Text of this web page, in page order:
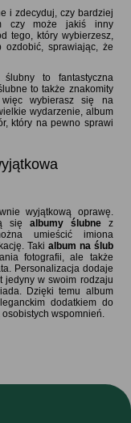
i zdecyduj, czy bardziej
czy może jakiś inny
tego, który wybierzesz,
sprawiając, że
to fantastyczna
to także znakomity
wybierasz się na
wydarzenie, album
który na pewno sprawi
wyjątkową oprawę.
się albumy ślubnez
umieścić imiona
Takialbum na ślub
fotografii, ale także
Personalizacja dodaje
jedyny w swoim rodzaju
Dzięki temu album
dodatkiem do
wspomnień.